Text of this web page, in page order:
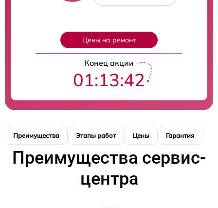
Цены на ремонт
Конец акции
01:13:41
Преимущества Этапы работ Цены Гарантия
Преимущества сервис-
центра